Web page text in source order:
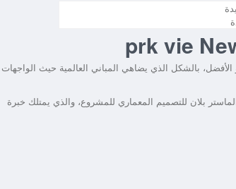
prk vie
الأفضل، بالشكل الذي يضاهي المباني العالمية حيث الواجهات
بلان للتصميم المعماري للمشروع، والذي يمتلك خبرة